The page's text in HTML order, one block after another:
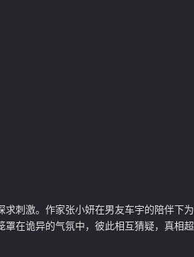
刺激。作家张小妍在男友车宇的陪伴
在诡异的气氛中，彼此相互猜疑，真相